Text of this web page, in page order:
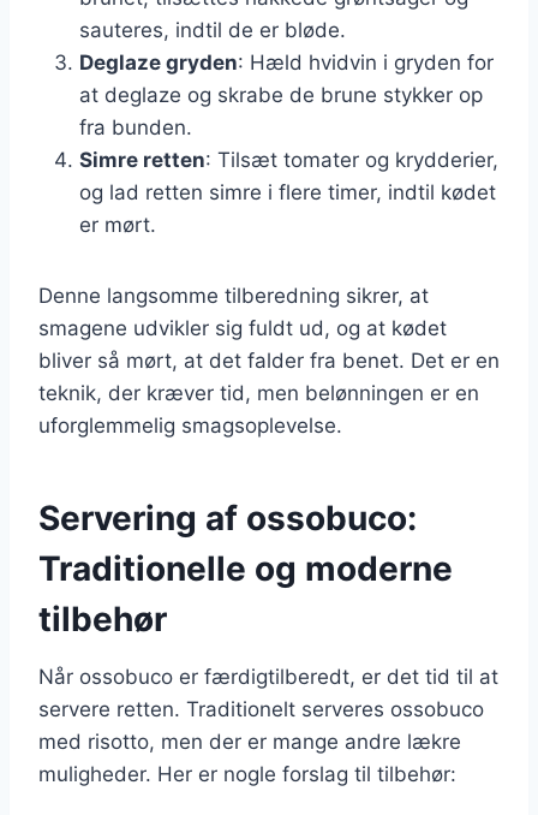
sauteres, indtil de er bløde.
Deglaze gryden: Hæld hvidvin i gryden for
at deglaze og skrabe de brune stykker op
fra bunden.
Simre retten: Tilsæt tomater og krydderier,
og lad retten simre i flere timer, indtil kødet
er mørt.
Denne langsomme tilberedning sikrer, at
smagene udvikler sig fuldt ud, og at kødet
bliver så mørt, at det falder fra benet. Det er en
teknik, der kræver tid, men belønningen er en
uforglemmelig smagsoplevelse.
Servering af ossobuco:
Traditionelle og moderne
tilbehør
Når ossobuco er færdigtilberedt, er det tid til at
servere retten. Traditionelt serveres ossobuco
med risotto, men der er mange andre lækre
muligheder. Her er nogle forslag til tilbehør: